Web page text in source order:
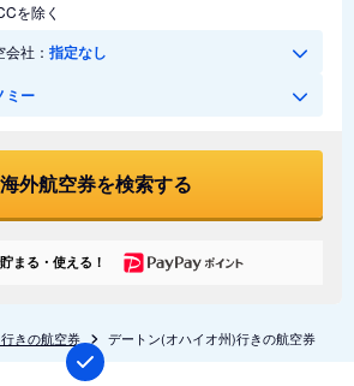
を除く
社： 指定なし
ミー
海外航空券を検索する
まる・使える！
きの航空券 デートン(オハイオ州)行きの航空券